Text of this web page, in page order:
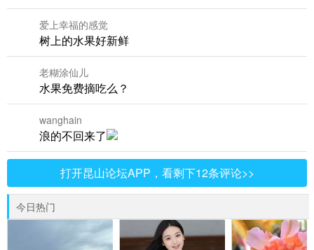
爱上幸福的感觉
树上的水果好新鲜
老糊涂仙儿
水果免费摘吃么？
wanghain
浪的不回来了
打开昆山论坛APP，看剩下12条评论>>
今日热门